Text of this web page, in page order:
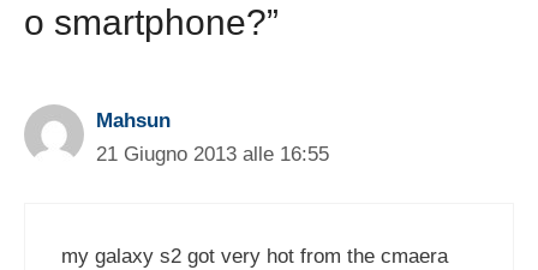
o smartphone?”
Mahsun
21 Giugno 2013 alle 16:55
my galaxy s2 got very hot from the cmaera